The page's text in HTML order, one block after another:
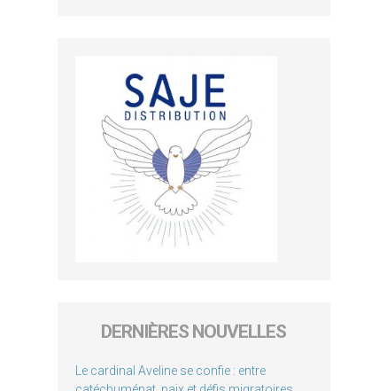
DERNIÈRES NOUVELLES
Le cardinal Aveline se confie : entre